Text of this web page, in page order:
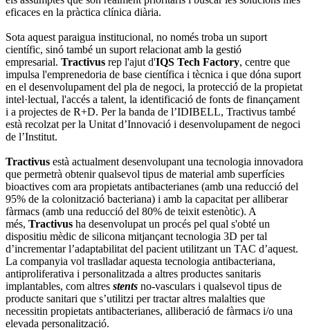
eficaces en la pràctica clínica diària.
Sota aquest paraigua institucional, no només troba un suport
científic, sinó també un suport relacionat amb la gestió
empresarial. Tractivus rep l'ajut d'IQS Tech Factory, centre que
impulsa l'emprenedoria de base científica i tècnica i que dóna suport
en el desenvolupament del pla de negoci, la protecció de la propietat
intel·lectual, l'accés a talent, la identificació de fonts de finançament
i a projectes de R+D. Per la banda de l’IDIBELL, Tractivus també
està recolzat per la Unitat d’Innovació i desenvolupament de negoci
de l’Institut.
Tractivus està actualment desenvolupant una tecnologia innovadora
que permetrà obtenir qualsevol tipus de material amb superfícies
bioactives com ara propietats antibacterianes (amb una reducció del
95% de la colonització bacteriana) i amb la capacitat per alliberar
fàrmacs (amb una reducció del 80% de teixit estenòtic). A
més, Tractivus ha desenvolupat un procés pel qual s'obté un
dispositiu mèdic de silicona mitjançant tecnologia 3D per tal
d’incrementar l’adaptabilitat del pacient utilitzant un TAC d’aquest.
La companyia vol traslladar aquesta tecnologia antibacteriana,
antiproliferativa i personalitzada a altres productes sanitaris
implantables, com altres stents no-vasculars i qualsevol tipus de
producte sanitari que s’utilitzi per tractar altres malalties que
necessitin propietats antibacterianes, alliberació de fàrmacs i/o una
elevada personalització.